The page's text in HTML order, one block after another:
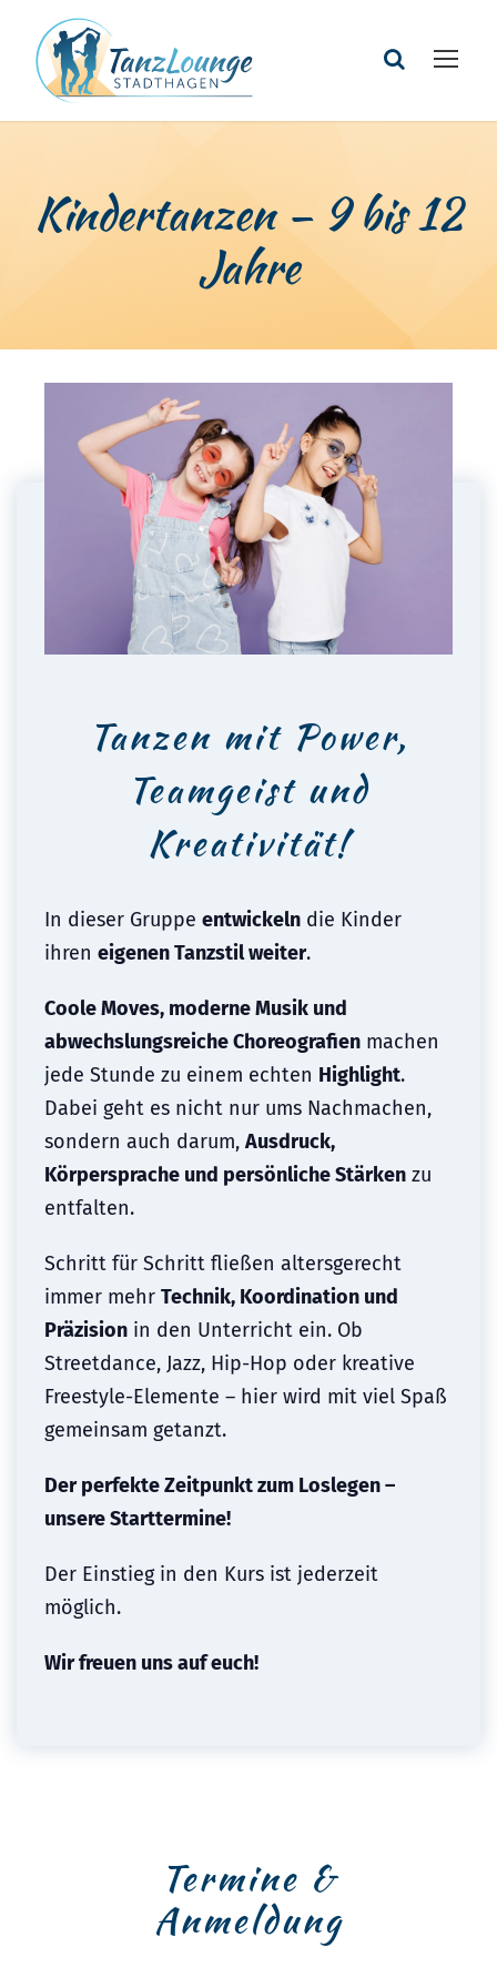
Kindertanzen – 9 bis 12
Jahre
Tanzen mit Power,
Teamgeist und
Kreativität!
In dieser Gruppe entwickeln die Kinder
ihren eigenen Tanzstil weiter.
Coole Moves, moderne Musik und
abwechslungsreiche Choreografien machen
jede Stunde zu einem echten Highlight.
Dabei geht es nicht nur ums Nachmachen,
sondern auch darum, Ausdruck,
Körpersprache und persönliche Stärken zu
entfalten.
Schritt für Schritt fließen altersgerecht
immer mehr Technik, Koordination und
Präzision in den Unterricht ein. Ob
Streetdance, Jazz, Hip-Hop oder kreative
Freestyle-Elemente – hier wird mit viel Spaß
gemeinsam getanzt.
Der perfekte Zeitpunkt zum Loslegen –
unsere Starttermine!
Der Einstieg in den Kurs ist jederzeit
möglich.
Wir freuen uns auf euch!
Termine &
Anmeldung